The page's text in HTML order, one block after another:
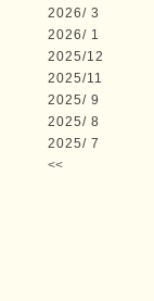
2026/ 3
2026/ 1
2025/12
2025/11
2025/ 9
2025/ 8
2025/ 7
<<